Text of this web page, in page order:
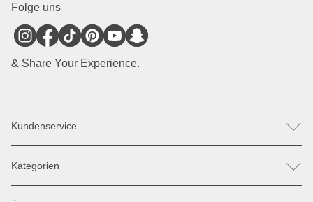
Folge uns
& Share Your Experience.
Kundenservice
Hilfe & Kontakt
Retoure / Reklamation anmelden
Ersatzteile
Kategorien